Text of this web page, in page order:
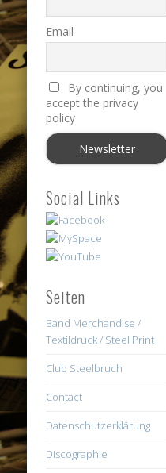
Email
By continuing, you
accept the privacy
policy
Social Links
Seiten
Band Merchandise /
Textildruck / Steel Print
Club Steelbruch
Contact
Datenschutzerklärung
Discographie